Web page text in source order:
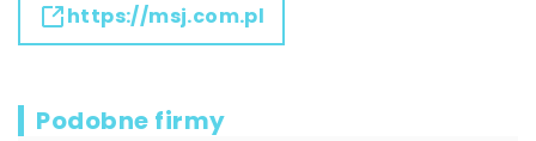
https://msj.com.pl
Podobne firmy